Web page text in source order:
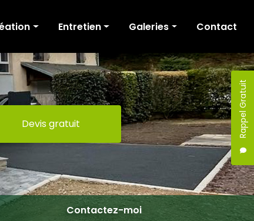
Rappel Gratuit
et allée
de soutènement
Entretien
Tonte
Fauchage / Broyage
Taille de haies
Elagage / Abattage
Galeries
Création
Entretien
Contact
Devis gratuit
Contactez-moi